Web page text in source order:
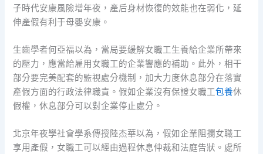
子時代安康風險增年夜，產后身材恢復的效能也在弱化，延
伸產假有利于母嬰安康。
生齒學者何亞福以為，當局要緩解女職工生養給企業所帶來
的壓力，應當給雇用女職工的企業響應的補助。此外，相干
部分要完美配套的監視處分機制，加大力度休息部分在落實
產假方面的行政法律職責。假如企業沒有保證女職工包養休
假權，休息部分可以對企業停止處分。
北京年夜學社會學系傳授陸杰華以為，假如企業阻攔女職工
享用產假，女職工可以經由過程休息仲裁和法庭告狀。處所